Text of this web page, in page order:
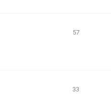
57
33